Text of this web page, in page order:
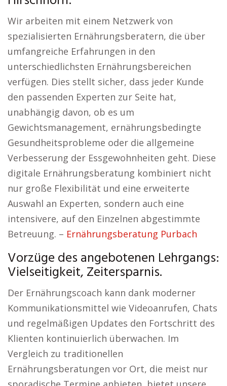
Wir arbeiten mit einem Netzwerk von
spezialisierten Ernährungsberatern, die über
umfangreiche Erfahrungen in den
unterschiedlichsten Ernährungsbereichen
verfügen. Dies stellt sicher, dass jeder Kunde
den passenden Experten zur Seite hat,
unabhängig davon, ob es um
Gewichtsmanagement, ernährungsbedingte
Gesundheitsprobleme oder die allgemeine
Verbesserung der Essgewohnheiten geht. Diese
digitale Ernährungsberatung kombiniert nicht
nur große Flexibilität und eine erweiterte
Auswahl an Experten, sondern auch eine
intensivere, auf den Einzelnen abgestimmte
Betreuung. – Ernährungsberatung Purbach
Vorzüge des angebotenen Lehrgangs:
Vielseitigkeit, Zeitersparnis.
Der Ernährungscoach kann dank moderner
Kommunikationsmittel wie Videoanrufen, Chats
und regelmäßigen Updates den Fortschritt des
Klienten kontinuierlich überwachen. Im
Vergleich zu traditionellen
Ernährungsberatungen vor Ort, die meist nur